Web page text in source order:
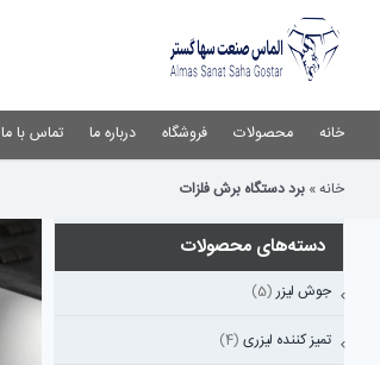
content
خانه محصولات فروشگاه درباره ما تماس با ما
خانه» برد دستگاه برش فلزات
دسته‌های محصولات
جوش لیزر (5)
تمیز کننده لیزری (4)